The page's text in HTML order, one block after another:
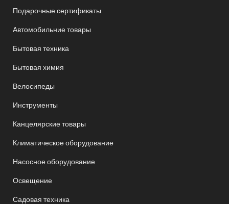
Подарочные сертификаты
Автомобильние товары
Бытовая техника
Бытовая химия
Велосипеды
Инструменты
Канцелярские товары
Климатическое оборудование
Насосное оборудование
Освещение
Садовая техника